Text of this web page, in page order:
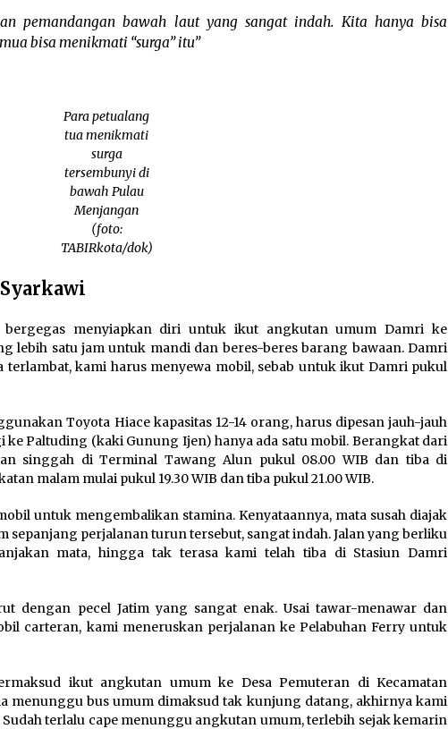
pemandangan bawah laut yang sangat indah. Kita hanya bisa
bisa menikmati “surga” itu”
Para petualang
tua menikmati
surga
tersembunyi di
bawah Pulau
Menjangan
(foto:
TABIRkota/dok)
menyiapkan diri untuk ikut angkutan umum Damri ke
lebih satu jam untuk mandi dan beres-beres barang bawaan. Damri
terlambat, kami harus menyewa mobil, sebab untuk ikut Damri pukul
Toyota Hiace kapasitas 12-14 orang, harus dipesan jauh-jauh
ke Paltuding (kaki Gunung Ijen) hanya ada satu mobil. Berangkat dari
singgah di Terminal Tawang Alun pukul 08.00 WIB dan tiba di
malam mulai pukul 19.30 WIB dan tiba pukul 21.00 WIB.
untuk mengembalikan stamina. Kenyataannya, mata susah diajak
perjalanan turun tersebut, sangat indah. Jalan yang berliku
mata, hingga tak terasa kami telah tiba di Stasiun Damri
dengan pecel Jatim yang sangat enak. Usai tawar-menawar dan
carteran, kami meneruskan perjalanan ke Pelabuhan Ferry untuk
ikut angkutan umum ke Desa Pemuteran di Kecamatan
menunggu bus umum dimaksud tak kunjung datang, akhirnya kami
terlalu cape menunggu angkutan umum, terlebih sejak kemarin